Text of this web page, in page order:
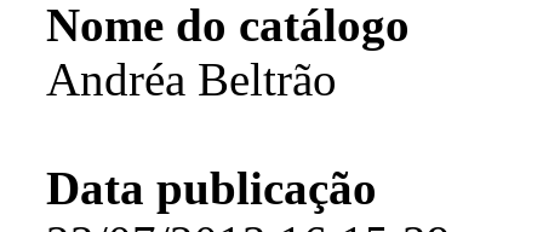
Nome do catálogo
Andréa Beltrão
Data publicação